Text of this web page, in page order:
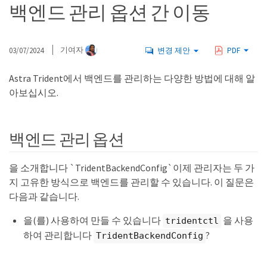
백엔드 관리 옵션 간 이동
03/07/2024 기여자 변경 제안 PDF
Astra Trident에서 백엔드를 관리하는 다양한 방법에 대해 알
아보십시오.
백엔드 관리 옵션
을 소개합니다 `TridentBackendConfig`이제 관리자는 두 가
지 고유한 방식으로 백엔드를 관리할 수 있습니다. 이 질문은
다음과 같습니다.
을(를) 사용하여 만들 수 있습니다 tridentctl 을 사용
하여 관리합니다 TridentBackendConfig ?